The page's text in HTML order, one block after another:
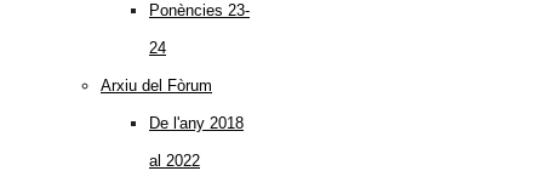
Ponències 23-
24
Arxiu del Fòrum
De l'any 2018
al 2022